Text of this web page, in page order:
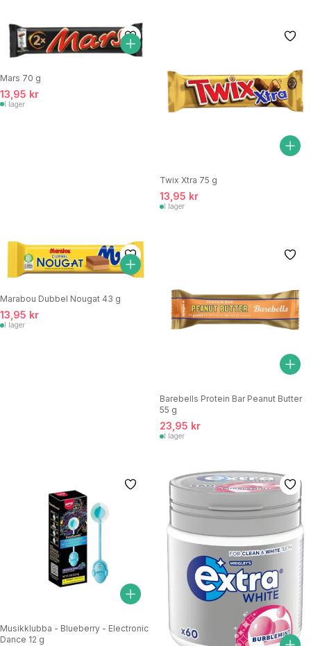
Mars 70 g
13,95 kr
I lager
Twix Xtra 75 g
13,95 kr
I lager
Marabou Dubbel Nougat 43 g
13,95 kr
I lager
Barebells Protein Bar Peanut Butter
55 g
23,95 kr
I lager
Musikklubba - Blueberry - Electronic
Dance 12 g